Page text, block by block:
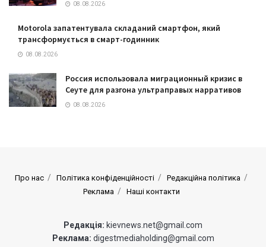
08.08.2026
Motorola запатентувала складаний смартфон, який
трансформується в смарт-годинник
08.08.2026
Россия использовала миграционный кризис в
Сеуте для разгона ультраправых нарративов
08.08.2026
Про нас Політика конфіденційності
Редакційна політика
Реклама
Наші контакти
Редакція: kievnews.net@gmail.com
Реклама: digestmediaholding@gmail.com